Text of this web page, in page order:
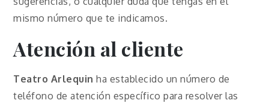
mismo número que te indicamos.
Atención al cliente
Teatro Arlequin ha establecido un número de
teléfono de atención específico para resolver las